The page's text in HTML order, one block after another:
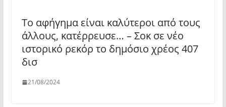
Το αφήγημα είναι καλύτεροι από τους
άλλους, κατέρρευσε… – Σοκ σε νέο
ιστορικό ρεκόρ το δημόσιο χρέος 407
δισ
21/08/2024